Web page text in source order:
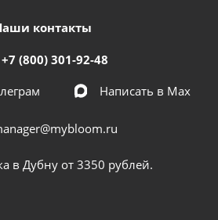
контакты
+7 (800) 301-92-48
Написать в Мах
в Дубну от 3350 рублей.